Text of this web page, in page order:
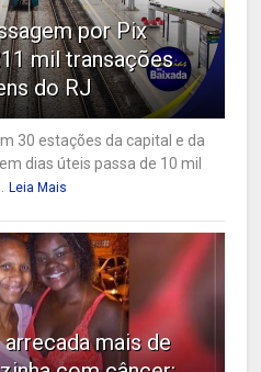
por Pix
mil transações
do RJ
30 estações da capital e da
dias úteis passa de 10 mil
Leia Mais
mais de